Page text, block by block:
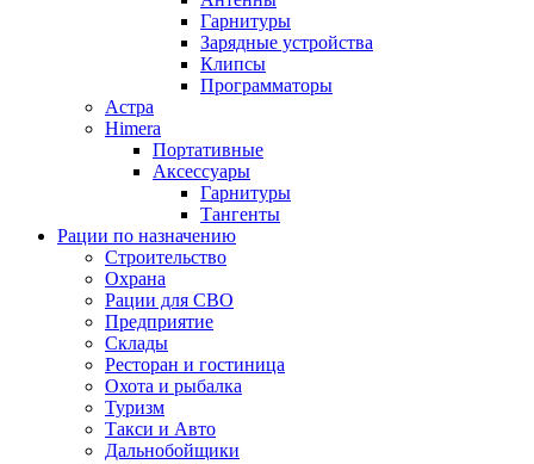
Гарнитуры
Зарядные устройства
Клипсы
Программаторы
Астра
Himera
Портативные
Аксессуары
Гарнитуры
Тангенты
Рации по назначению
Строительство
Охрана
Рации для СВО
Предприятие
Склады
Ресторан и гостиница
Охота и рыбалка
Туризм
Такси и Авто
Дальнобойщики